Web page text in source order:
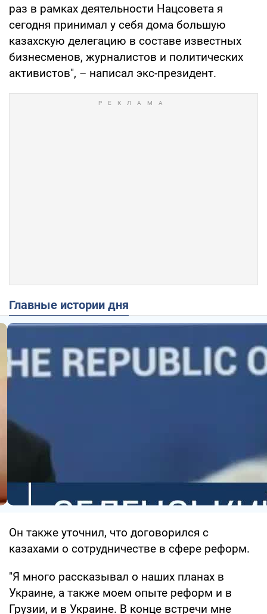
раз в рамках деятельности Нацсовета я
сегодня принимал у себя дома большую
казахскую делегацию в составе известных
бизнесменов, журналистов и политических
активистов", – написал экс-президент.
Главные истории дня
Он также уточнил, что договорился с
казахами о сотрудничестве в сфере реформ.
"Я много рассказывал о наших планах в
Украине, а также моем опыте реформ и в
Грузии, и в Украине. В конце встречи мне